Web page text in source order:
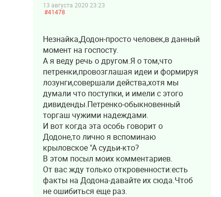
13 августа 2020 23:23
#41478
Незнайка,Додон-просто человек,в данный
момент на госпосту.
А я веду речь о другом.Я о том,что
петренки,провозглашая идеи и формируя
лозунги,совершали действа,хотя мы
думали что поступки, и имели с этого
дивиденды.Петренко-обыкновенный
торгаш чужими надеждами.
И вот когда эта особь говорит о
Додоне,то лично я вспоминаю
крыловское "А судьи-кто?
В этом посыл моих комментариев.
От вас жду только откровенности:есть
факты на Додона-давайте их сюда.Чтоб
не ошибиться еще раз.